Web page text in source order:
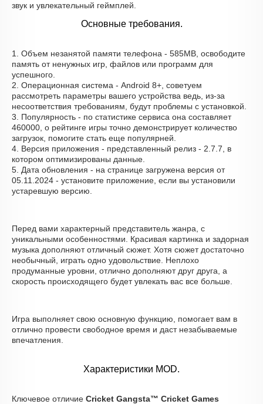
звук и увлекательный геймплей.
Основные требования.
1. Объем незанятой памяти телефона - 585MB, освободите
память от ненужных игр, файлов или программ для
успешного.
2. Операционная система - Android 8+, советуем
рассмотреть параметры вашего устройства ведь, из-за
несоответствия требованиям, будут проблемы с установкой.
3. Популярность - по статистике сервиса она составляет
460000, о рейтинге игры точно демонстрирует количество
загрузок, помогите стать еще популярней.
4. Версия приложения - представленный релиз - 2.7.7, в
котором оптимизированы данные.
5. Дата обновления - на странице загружена версия от
05.11.2024 - установите приложение, если вы установили
устаревшую версию.
Перед вами характерный представитель жанра, с
уникальными особенностями. Красивая картинка и задорная
музыка дополняют отличный сюжет. Хотя сюжет достаточно
необычный, играть одно удовольствие. Неплохо
продуманные уровни, отлично дополняют друг друга, а
скорость происходящего будет увлекать вас все больше.
Игра выполняет свою основную функцию, помогает вам в
отлично провести свободное время и даст незабываемые
впечатления.
Характеристики MOD.
Ключевое отличие Cricket Gangsta™ Cricket Games